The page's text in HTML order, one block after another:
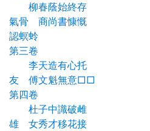
柳春蔭始終存
氣骨 商尚書慷慨
認螟蛉
第三卷
李天造有心托
友 傅文魁無意□□
第四卷
杜子中識破雌
雄 女秀才移花接